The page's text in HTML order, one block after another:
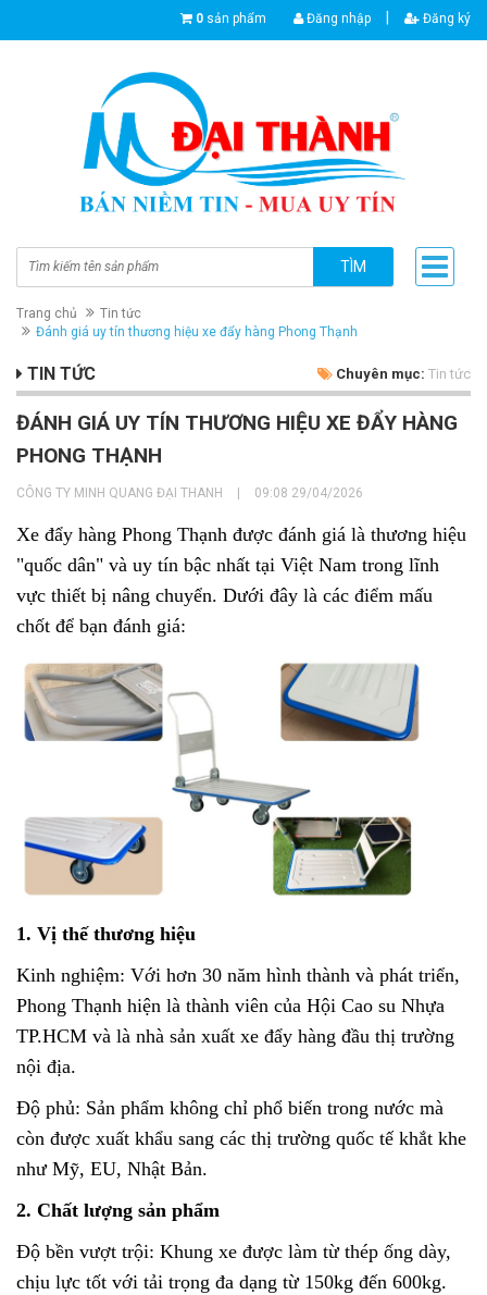
0 sản phẩm Đăng nhập Đăng ký
TÌM
Trang chủ
Tin tức
Đánh giá uy tín thương hiệu xe đẩy hàng Phong Thạnh
TIN TỨC Chuyên mục: Tin tức
ĐÁNH GIÁ UY TÍN THƯƠNG HIỆU XE ĐẨY HÀNG
PHONG THẠNH
CÔNG TY MINH QUANG ĐẠI THANH 09:08 29/04/2026
Xe đẩy hàng Phong Thạnh được đánh giá là thương hiệu
"quốc dân" và uy tín bậc nhất tại Việt Nam trong lĩnh
vực thiết bị nâng chuyển. Dưới đây là các điểm mấu
chốt để bạn đánh giá:
1. Vị thế thương hiệu
Kinh nghiệm: Với hơn 30 năm hình thành và phát triển,
Phong Thạnh hiện là thành viên của Hội Cao su Nhựa
TP.HCM và là nhà sản xuất xe đẩy hàng đầu thị trường
nội địa.
Độ phủ: Sản phẩm không chỉ phổ biến trong nước mà
còn được xuất khẩu sang các thị trường quốc tế khắt khe
như Mỹ, EU, Nhật Bản.
2. Chất lượng sản phẩm
Độ bền vượt trội: Khung xe được làm từ thép ống dày,
chịu lực tốt với tải trọng đa dạng từ 150kg đến 600kg.